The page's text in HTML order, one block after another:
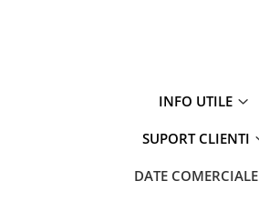
INFO UTILE
SUPORT CLIENTI
DATE COMERCIALE